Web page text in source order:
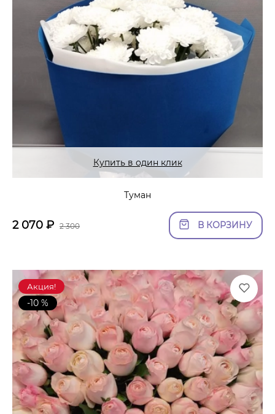
Купить в один клик
Туман
2 070 ₽ 2 300 В КОРЗИНУ
Акция!
-10 %